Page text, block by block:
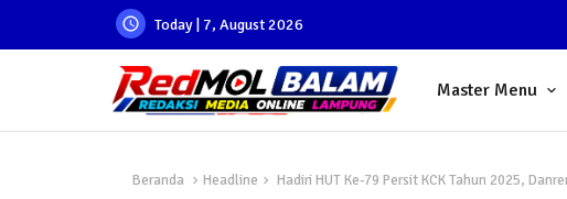
Today | 7, August 2026
Master Menu
Beranda Headline Hadiri HUT Ke-79 Persit KCK Tahun 2025,